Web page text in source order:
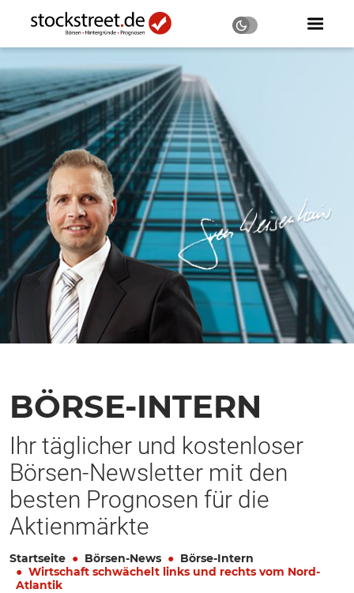
BÖRSE-INTERN
Ihr täglicher und kostenloser
Börsen-Newsletter mit den
besten Prognosen für die
Aktienmärkte
Startseite Börsen-News
Börse-Intern
Wirtschaft schwächelt links und rechts vom Nord-
Atlantik